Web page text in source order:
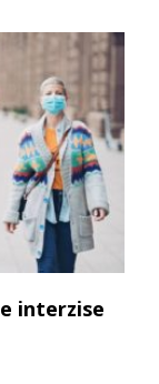
interzise